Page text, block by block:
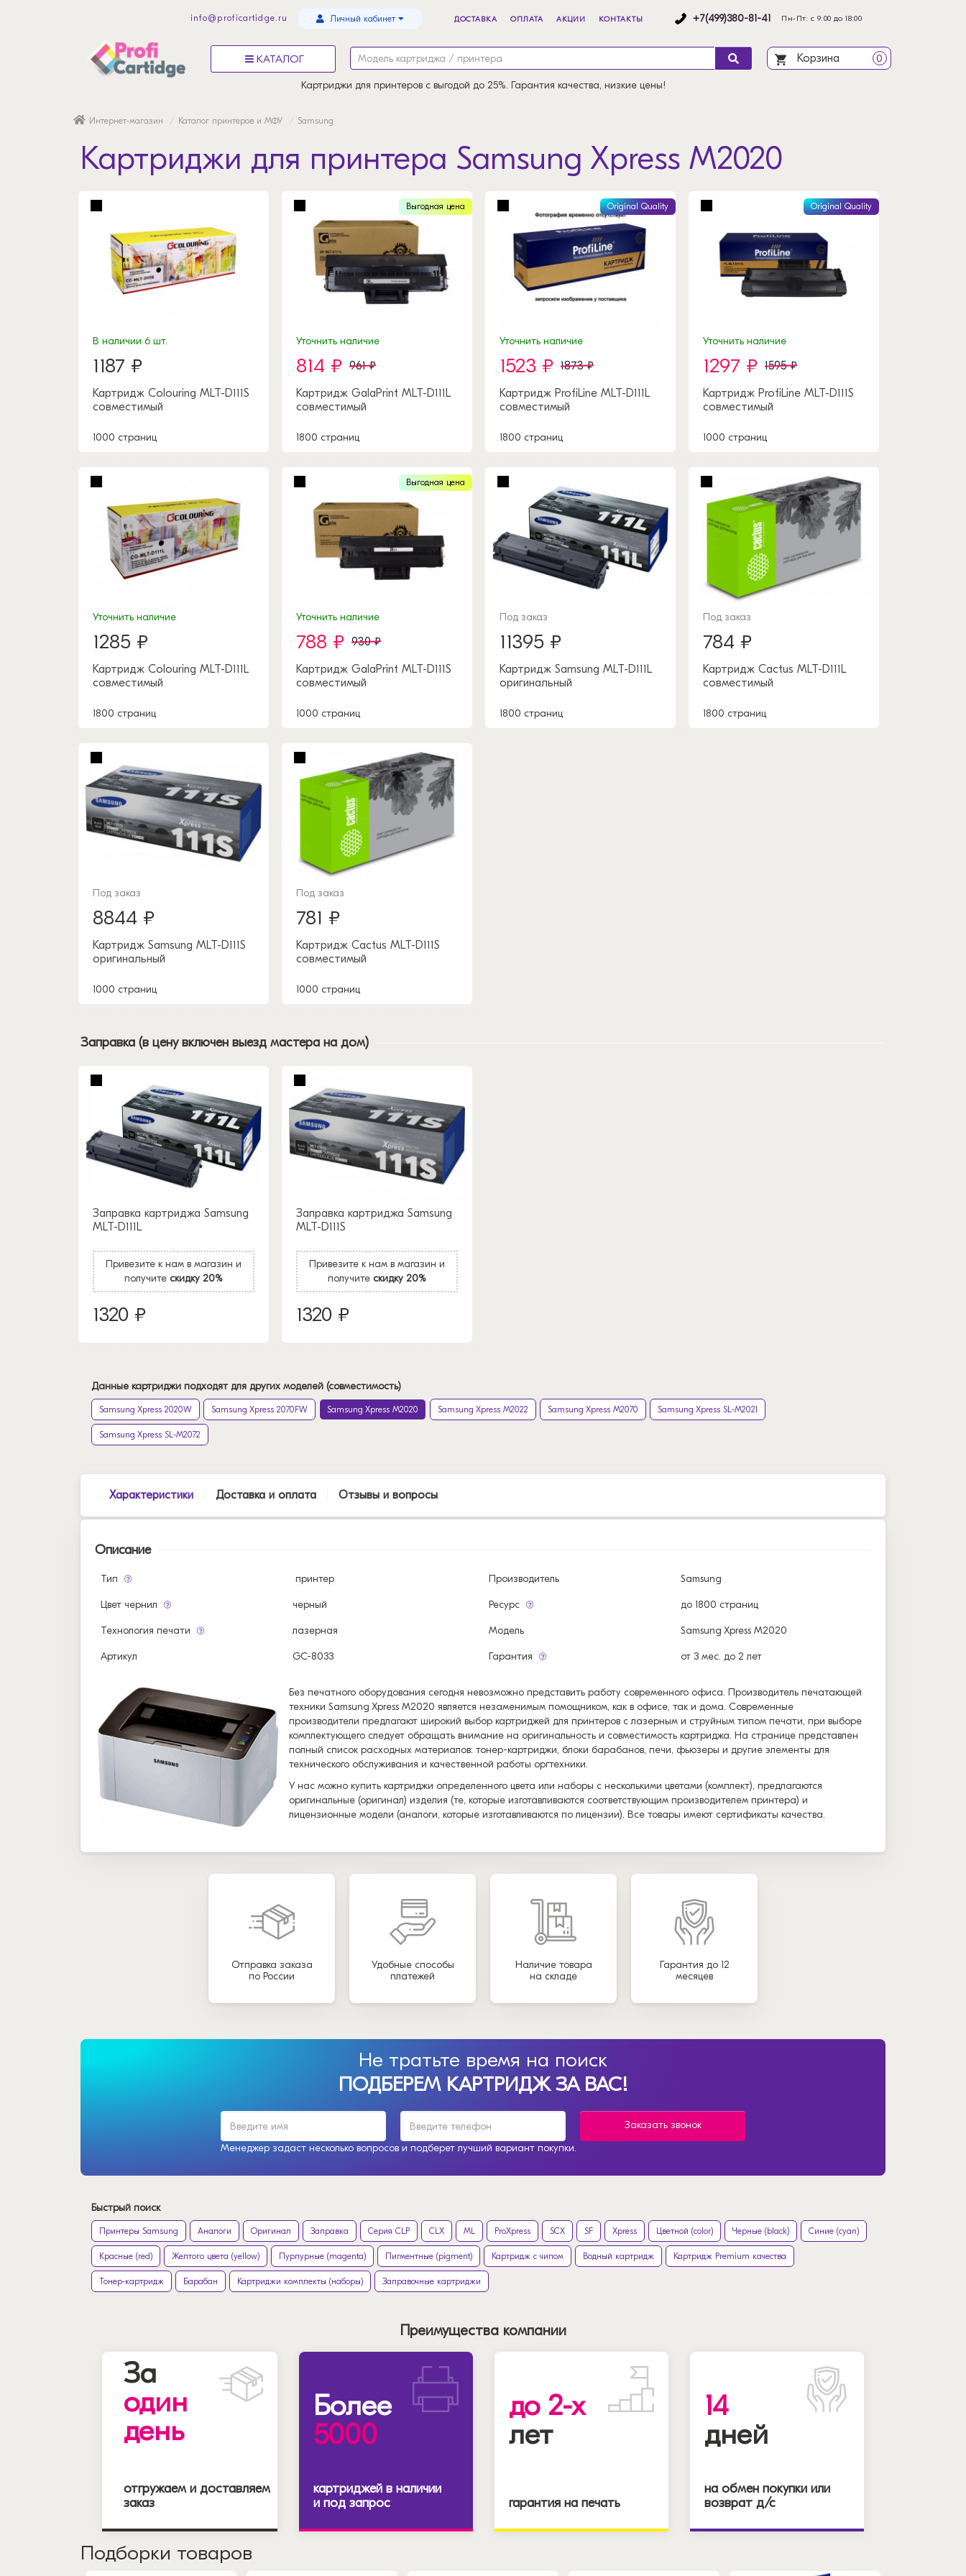
info@proficartidge.ru Личный кабинет ДОСТАВКА ОПЛАТА АКЦИИ КОНТАКТЫ +7(499)380-81-41 Пн-Пт: с 9:00 до 18:00
КАТАЛОГ Корзина 0
Картриджи для принтеров с выгодой до 25%. Гарантия качества, низкие цены!
Интернет-магазин Каталог принтеров и МФУ Samsung
Картриджи для принтера Samsung Xpress M2020
В наличии 6 шт.
1187 ₽
Картридж Colouring MLT-D111S
совместимый
1000 страниц
Выгодная цена
Уточнить наличие
814 ₽ 961 ₽
Картридж GalaPrint MLT-D111L
совместимый
1800 страниц
Original Quality
Уточнить наличие
1523 ₽ 1873 ₽
Картридж ProfiLine MLT-D111L
совместимый
1800 страниц
Original Quality
Уточнить наличие
1297 ₽ 1595 ₽
Картридж ProfiLine MLT-D111S
совместимый
1000 страниц
Уточнить наличие
1285 ₽
Картридж Colouring MLT-D111L
совместимый
1800 страниц
Выгодная цена
Уточнить наличие
788 ₽ 930 ₽
Картридж GalaPrint MLT-D111S
совместимый
1000 страниц
Под заказ
11395 ₽
Картридж Samsung MLT-D111L
оригинальный
1800 страниц
Под заказ
784 ₽
Картридж Cactus MLT-D111L
совместимый
1800 страниц
Под заказ
8844 ₽
Картридж Samsung MLT-D111S
оригинальный
1000 страниц
Под заказ
781 ₽
Картридж Cactus MLT-D111S
совместимый
1000 страниц
Заправка (в цену включен выезд мастера на дом)
Заправка картриджа Samsung
MLT-D111L
Привезите к нам в магазин и
получите скидку 20%
1320 ₽
Заправка картриджа Samsung
MLT-D111S
Привезите к нам в магазин и
получите скидку 20%
1320 ₽
Данные картриджи подходят для других моделей (совместимость)
Samsung Xpress 2020W Samsung Xpress 2070FW Samsung Xpress M2020 Samsung Xpress M2022 Samsung Xpress M2070 Samsung Xpress SL-M2021
Samsung Xpress SL-M2072
Характеристики Доставка и оплата Отзывы и вопросы
Описание
Тип принтер Производитель Samsung
Цвет чернил черный Ресурс до 1800 страниц
Технология печати лазерная Модель Samsung Xpress M2020
Артикул GC-8033 Гарантия от 3 мес. до 2 лет
Без печатного оборудования сегодня невозможно представить работу современного офиса. Производитель печатающей
техники Samsung Xpress M2020 является незаменимым помощником, как в офисе, так и дома. Современные
производители предлагают широкий выбор картриджей для принтеров с лазерным и струйным типом печати, при выборе
комплектующего следует обращать внимание на оригинальность и совместимость картриджа. На странице представлен
полный список расходных материалов: тонер-картриджи, блоки барабанов, печи, фьюзеры и другие элементы для
технического обслуживания и качественной работы оргтехники.
У нас можно купить картриджи определенного цвета или наборы с несколькими цветами (комплект), предлагаются
оригинальные (оригинал) изделия (те, которые изготавливаются соответствующим производителем принтера) и
лицензионные модели (аналоги, которые изготавливаются по лицензии). Все товары имеют сертификаты качества.
Отправка заказа
по России
Удобные способы
платежей
Наличие товара
на складе
Гарантия до 12
месяцев
Не тратьте время на поиск
ПОДБЕРЕМ КАРТРИДЖ ЗА ВАС!
Заказать звонок
Менеджер задаст несколько вопросов и подберет лучший вариант покупки.
Быстрый поиск
Принтеры Samsung Аналоги Оригинал Заправка Серия CLP CLX ML ProXpress SCX SF Xpress Цветной (color) Черные (black) Синие (cyan)
Красные (red) Желтого цвета (yellow) Пурпурные (magenta) Пигментные (pigment) Картридж с чипом Водный картридж Картридж Premium качества
Тонер-картридж Барабан Картриджи комплекты (наборы) Заправочные картриджи
Преимущества компании
За
один
день
отгружаем и доставляем
заказ
Более
5000
картриджей в наличии
и под запрос
до 2-х
лет
гарантия на печать
14
дней
на обмен покупки или
возврат д/с
Подборки товаров